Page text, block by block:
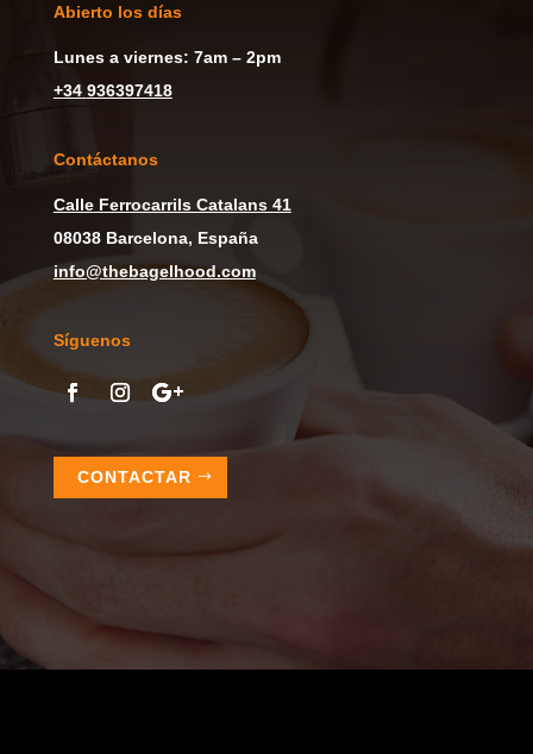
Abierto los días
Lunes a viernes: 7am – 2pm
+34 936397418
Contáctanos
CalleFerrocarrils Catalans 41
08038 Barcelona, España
info@thebagelhood.com
Síguenos
CONTACTAR